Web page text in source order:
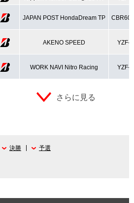
JAPAN POST HondaDream TP
AKENO SPEED YZF-
WORK NAVI Nitro Racing YZF-
さらに見る
決勝 予選